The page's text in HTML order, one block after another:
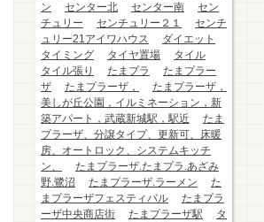
ン
センター北 センター南
セン
チュリー
センチュリー２１
センチ
ュリー21アイワハウス
ダイエット
タイミング
タイヤ置場
タイル
タイル張り
たまプラ
たまプラー
ザ
たまプラーザ，
たまプラーザ，
美しが丘公園，イルミネーション，新
築アパート，武蔵新城駅，駅近
たま
プラーザ、分譲タイプ、更新可、床暖
房、オートロック、システムキッチ
ン、
たまプラーザ.たまプラ.あざみ
野.鷺沼
たまプラーザ.ラーメン
た
まプラーザフェスティバル
たまプラ
ーザ中央商店街
たまプラーザ駅
タ